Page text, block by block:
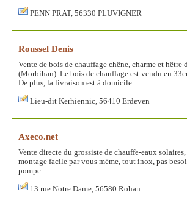
PENN PRAT, 56330 PLUVIGNER
Roussel Denis
Vente de bois de chauffage chêne, charme et hêtre
(Morbihan). Le bois de chauffage est vendu en
De plus, la livraison est à domicile.
Lieu-dit Kerhiennic, 56410 Erdeven
Axeco.net
Vente directe du grossiste de chauffe-eaux
montage facile par vous même, tout inox, pas
pompe
13 rue Notre Dame, 56580 Rohan